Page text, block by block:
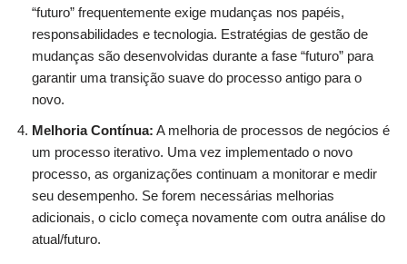
“futuro” frequentemente exige mudanças nos papéis,
responsabilidades e tecnologia. Estratégias de gestão de
mudanças são desenvolvidas durante a fase “futuro” para
garantir uma transição suave do processo antigo para o
novo.
Melhoria Contínua: A melhoria de processos de negócios é
um processo iterativo. Uma vez implementado o novo
processo, as organizações continuam a monitorar e medir
seu desempenho. Se forem necessárias melhorias
adicionais, o ciclo começa novamente com outra análise do
atual/futuro.